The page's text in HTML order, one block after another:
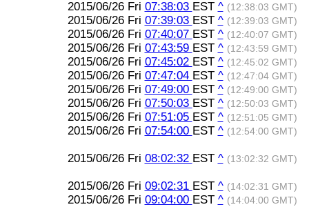
2015/06/26 Fri 07:38:03 EST ^ (12:38:03 GMT)
2015/06/26 Fri 07:39:03 EST ^ (12:39:03 GMT)
2015/06/26 Fri 07:40:07 EST ^ (12:40:07 GMT)
2015/06/26 Fri 07:43:59 EST ^ (12:43:59 GMT)
2015/06/26 Fri 07:45:02 EST ^ (12:45:02 GMT)
2015/06/26 Fri 07:47:04 EST ^ (12:47:04 GMT)
2015/06/26 Fri 07:49:00 EST ^ (12:49:00 GMT)
2015/06/26 Fri 07:50:03 EST ^ (12:50:03 GMT)
2015/06/26 Fri 07:51:05 EST ^ (12:51:05 GMT)
2015/06/26 Fri 07:54:00 EST ^ (12:54:00 GMT)
2015/06/26 Fri 08:02:32 EST ^ (13:02:32 GMT)
2015/06/26 Fri 09:02:31 EST ^ (14:02:31 GMT)
2015/06/26 Fri 09:04:00 EST ^ (14:04:00 GMT)